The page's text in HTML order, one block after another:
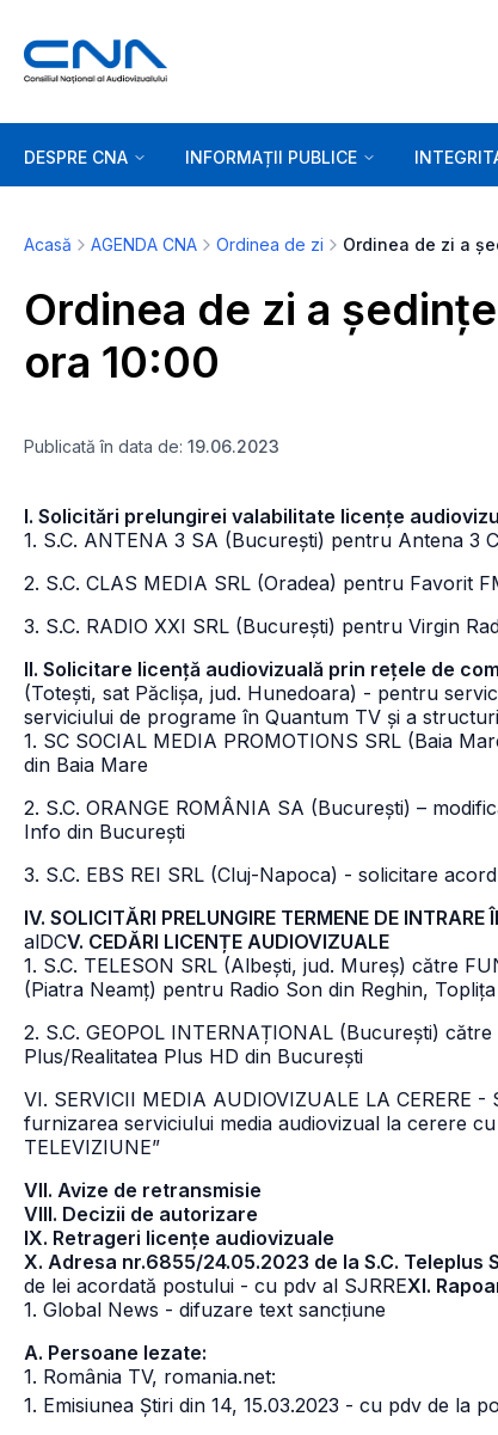
DESPRE CNA INFORMAȚII PUBLICE
Acasă AGENDA CNA Ordinea de zi
Ordinea de zi a
ora 10:00
Publicată în data de: 19.06.2023
I. Solicitări prelungirei valabilitate licențe
1. S.C. ANTENA 3 SA (București) pentru Antena 3
2. S.C. CLAS MEDIA SRL (Oradea) pentru Favorit
3. S.C. RADIO XXI SRL (București) pentru Virgin
II. Solicitare licență audiovizuală prin rețele de
(Totești, sat Păclișa, jud. Hunedoara) - pentru
serviciului de programe în Quantum TV și a
1. SC SOCIAL MEDIA PROMOTIONS SRL (Baia
din Baia Mare
2. S.C. ORANGE ROMÂNIA SA (București) –
Info din București
3. S.C. EBS REI SRL (Cluj-Napoca) - solicitare
IV. SOLICITĂRI PRELUNGIRE TERMENE DE
alDCV. CEDĂRI LICENȚE AUDIOVIZUALE
1. S.C. TELESON SRL (Albești, jud. Mureș) către
(Piatra Neamț) pentru Radio Son din Reghin,
2. S.C. GEOPOL INTERNAȚIONAL (București)
Plus/Realitatea Plus HD din București
VI. SERVICII MEDIA AUDIOVIZUALE LA CERERE
furnizarea serviciului media audiovizual la cerere
TELEVIZIUNE”
VII. Avize de retransmisie
VIII. Decizii de autorizare
IX. Retrageri licențe audiovizuale
X. Adresa nr.6855/24.05.2023 de la S.C. Teleplus
de lei acordată postului - cu pdv al SJRREXI.
1. Global News - difuzare text sancțiune
A. Persoane lezate:
1. România TV, romania.net:
1. Emisiunea Știri din 14, 15.03.2023 - cu pdv de la